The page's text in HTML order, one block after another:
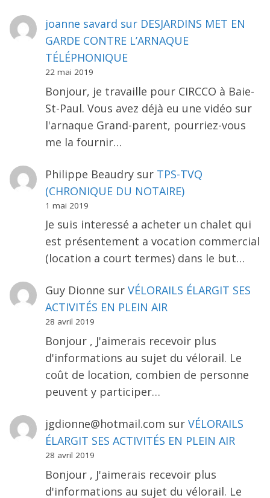
joanne savard sur DESJARDINS MET EN
GARDE CONTRE L’ARNAQUE
TÉLÉPHONIQUE
22 mai 2019
Bonjour, je travaille pour CIRCCO à Baie-
St-Paul. Vous avez déjà eu une vidéo sur
l'arnaque Grand-parent, pourriez-vous
me la fournir…
Philippe Beaudrysur TPS-TVQ
(CHRONIQUE DU NOTAIRE)
1 mai 2019
Je suis interessé a acheter un chalet qui
est présentement a vocation commercial
(location a court termes) dans le but…
Guy Dionne sur VÉLORAILS ÉLARGIT SES
ACTIVITÉS EN PLEIN AIR
28 avril 2019
Bonjour , J'aimerais recevoir plus
d'informations au sujet du vélorail. Le
coût de location, combien de personne
peuvent y participer…
jgdionne@hotmail.com sur VÉLORAILS
ÉLARGIT SES ACTIVITÉS EN PLEIN AIR
28 avril 2019
Bonjour , J'aimerais recevoir plus
d'informations au sujet du vélorail. Le